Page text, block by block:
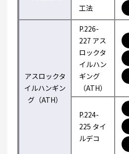
工法
アスロックタ
イルハンギン
グ（ATH）
P.226-
227 アス
ロックタ
イルハン
ギング
（ATH）
P.224-
225 タイ
ルデコ